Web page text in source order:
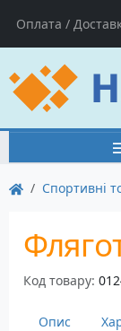
Оплата /
Спортивні
Код товару:
Опис